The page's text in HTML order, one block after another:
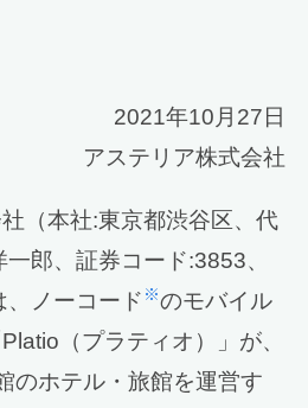
2021年10月27日
アステリア株式会社
（本社:東京都渋谷区、代
郎、証券コード:3853、
、ノーコード ※のモバイル
（プラティオ）」が、
のホテル・旅館を運営す